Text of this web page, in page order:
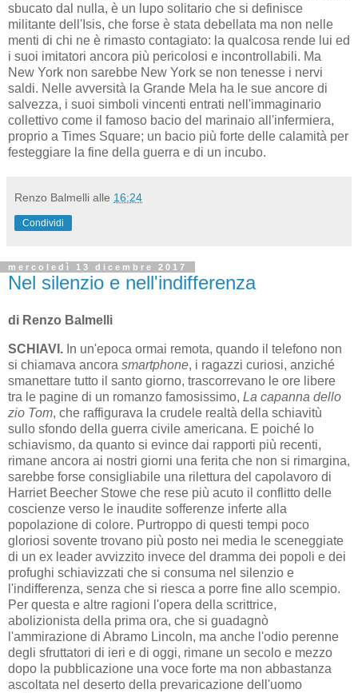
sbucato dal nulla, è un lupo solitario che si definisce
militante dell'Isis, che forse è stata debellata ma non nelle
menti di chi ne è rimasto contagiato: la qualcosa rende lui ed
i suoi imitatori ancora più pericolosi e incontrollabili. Ma
New York non sarebbe New York se non tenesse i nervi
saldi. Nelle avversità la Grande Mela ha le sue ancore di
salvezza, i suoi simboli vincenti entrati nell'immaginario
collettivo come il famoso bacio del marinaio all'infermiera,
proprio a Times Square; un bacio più forte delle calamità per
festeggiare la fine della guerra e di un incubo.
Renzo Balmelli alle 16:24
Condividi
mercoledì 13 dicembre 2017
Nel silenzio e nell'indifferenza
di Renzo Balmelli
SCHIAVI. In un'epoca ormai remota, quando il telefono non
si chiamava ancora smartphone, i ragazzi curiosi, anziché
smanettare tutto il santo giorno, trascorrevano le ore libere
tra le pagine di un romanzo famosissimo, La capanna dello
zio Tom, che raffigurava la crudele realtà della schiavitù
sullo sfondo della guerra civile americana. E poiché lo
schiavismo, da quanto si evince dai rapporti più recenti,
rimane ancora ai nostri giorni una ferita che non si rimargina,
sarebbe forse consigliabile una rilettura del capolavoro di
Harriet Beecher Stowe che rese più acuto il conflitto delle
coscienze verso le inaudite sofferenze inferte alla
popolazione di colore. Purtroppo di questi tempi poco
gloriosi sovente trovano più posto nei media le sceneggiate
di un ex leader avvizzito invece del dramma dei popoli e dei
profughi schiavizzati che si consuma nel silenzio e
l'indifferenza, senza che si riesca a porre fine allo scempio.
Per questa e altre ragioni l'opera della scrittrice,
abolizionista della prima ora, che si guadagnò
l'ammirazione di Abramo Lincoln, ma anche l'odio perenne
degli sfruttatori di ieri e di oggi, rimane un secolo e mezzo
dopo la pubblicazione una voce forte ma non abbastanza
ascoltata nel deserto della prevaricazione dell'uomo